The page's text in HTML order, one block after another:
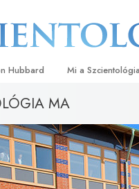
Hubbard Mi a
Hittételek és
A Szcientológia
Mit mondanak a
a
MA